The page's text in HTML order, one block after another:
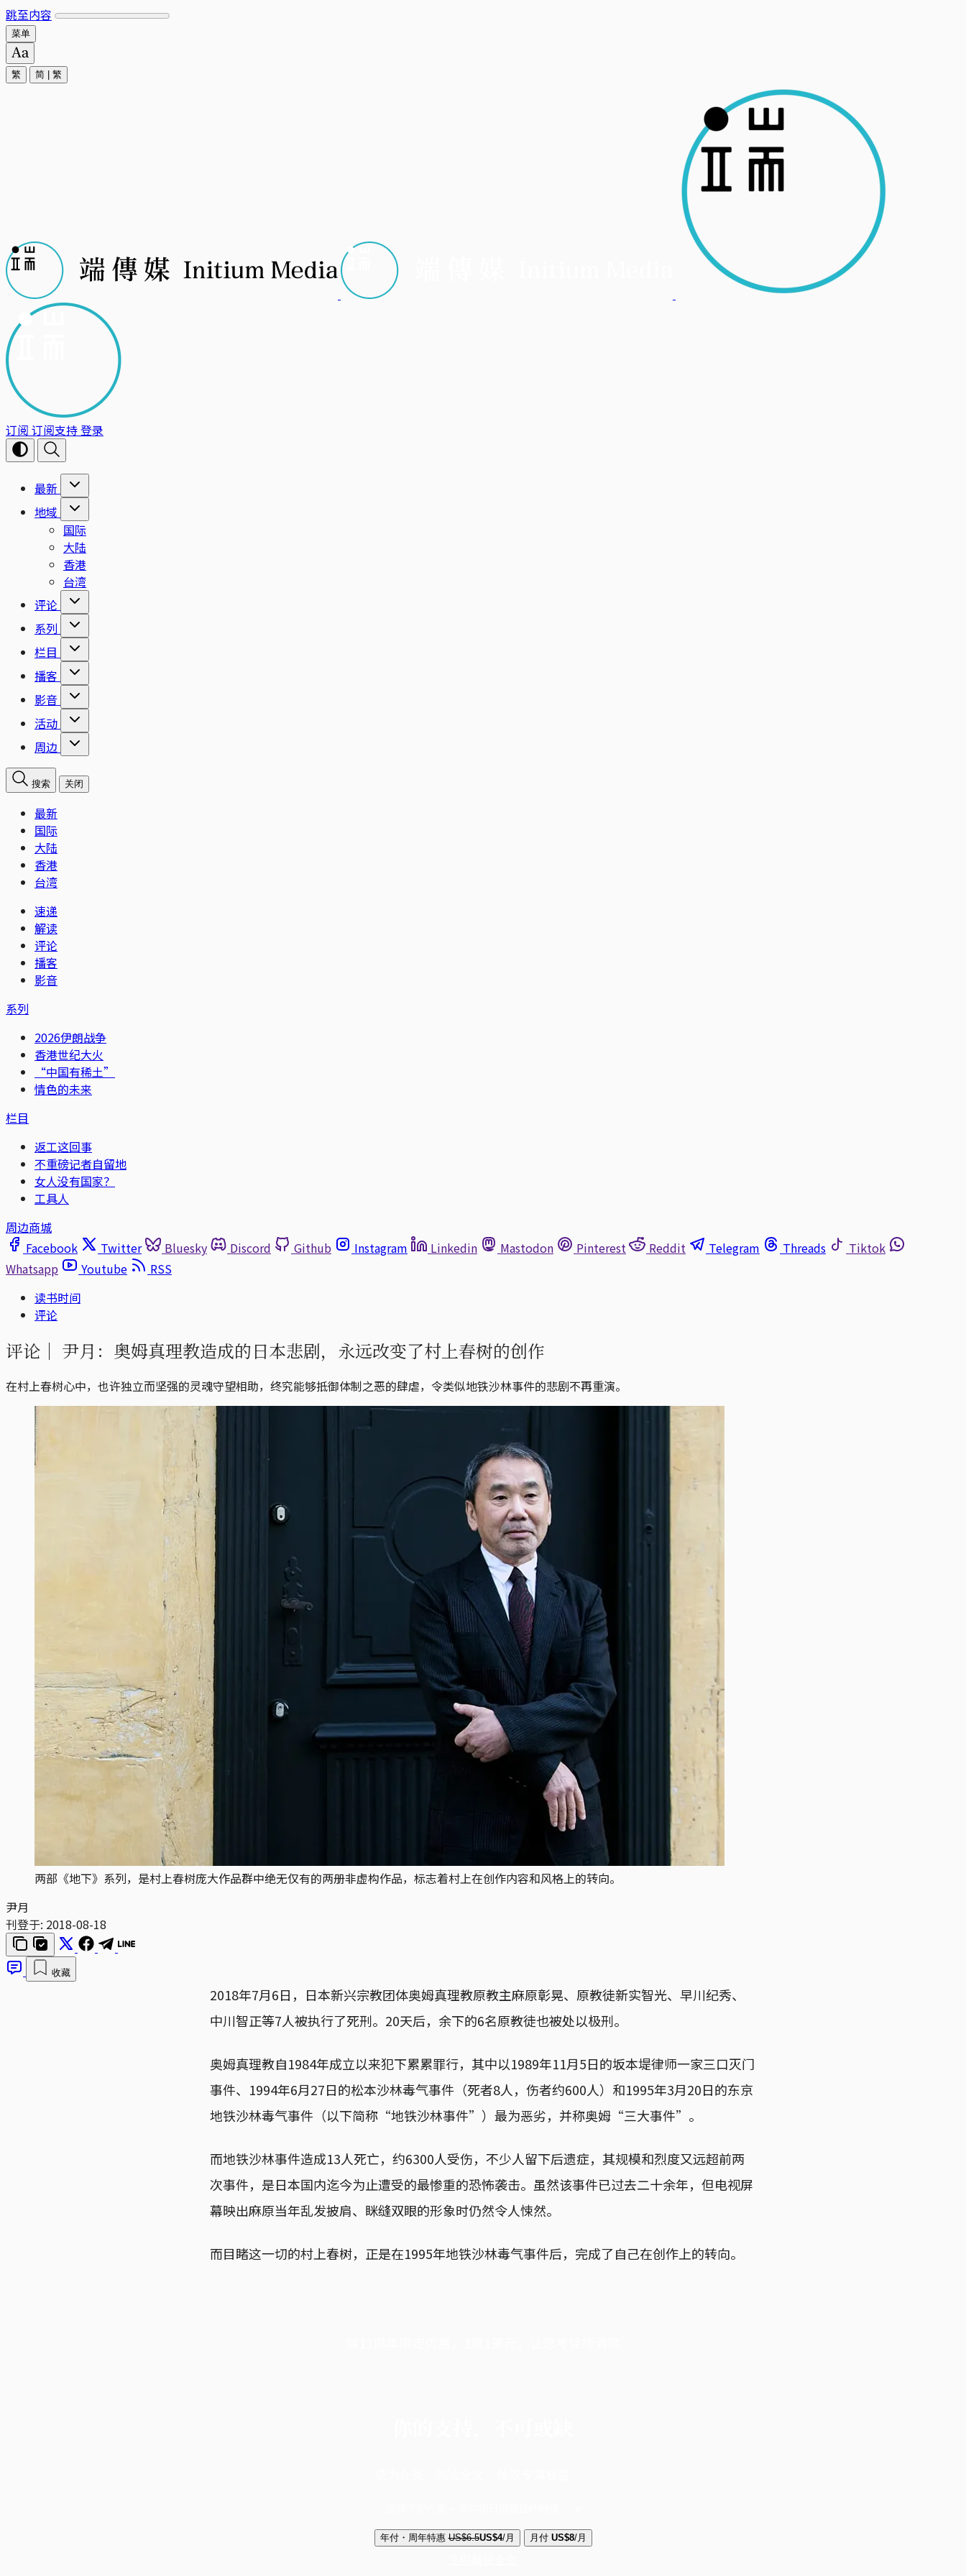
跳至内容
菜单
繁 简 繁
订阅 订阅支持登录
最新
地域
国际
大陆
香港
台湾
评论
系列
栏目
播客
影音
活动
周边
搜索 关闭
最新
国际
大陆
香港
台湾
速递
解读
评论
播客
影音
系列
2026伊朗战争
香港世纪大火
“中国有稀土”
情色的未来
栏目
返工这回事
不重磅记者自留地
女人没有国家？
工具人
周边商城
Facebook
Twitter Bluesky Discord Github Instagram Linkedin Mastodon Pinterest Reddit Telegram Threads
Tiktok
Whatsapp
Youtube
RSS
读书时间
评论
评论｜ 尹月：奥姆真理教造成的日本悲剧，永远改变了村上春树的创作
在村上春树心中，也许独立而坚强的灵魂守望相助，终究能够抵御体制之恶的肆虐，令类似地铁沙林事件的悲剧不再重演。
两部《地下》系列，是村上春树庞大作品群中绝无仅有的两册非虚构作品，标志着村上在创作内容和风格上的转向。
尹月
刊登于: 2018-08-18
收藏
2018年7月6日，日本新兴宗教团体奥姆真理教原教主麻原彰晃、原教徒新实智光、早川纪秀、
中川智正等7人被执行了死刑。20天后，余下的6名原教徒也被处以极刑。
奥姆真理教自1984年成立以来犯下累累罪行，其中以1989年11月5日的坂本堤律师一家三口灭门
事件、1994年6月27日的松本沙林毒气事件（死者8人，伤者约600人）和1995年3月20日的东京
地铁沙林毒气事件（以下简称“地铁沙林事件”）最为恶劣，并称奥姆“三大事件”。
而地铁沙林事件造成13人死亡，约6300人受伤，不少人留下后遗症，其规模和烈度又远超前两
次事件，是日本国内迄今为止遭受的最惨重的恐怖袭击。虽然该事件已过去二十余年，但电视屏
幕映出麻原当年乱发披肩、眯缝双眼的形象时仍然令人悚然。
而目睹这一切的村上春树，正是在1995年地铁沙林毒气事件后，完成了自己在创作上的转向。
年付・周年特惠 US$6.5US$4/月 月付 US$8/月